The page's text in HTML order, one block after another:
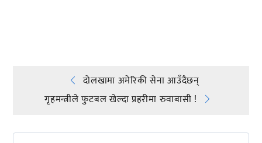
Post
navigation
दोलखामा अमेरिकी सेना आउँदैछन्
गृहमन्त्रीले फुटबल खेल्दा प्रहरीमा रुवाबासी !